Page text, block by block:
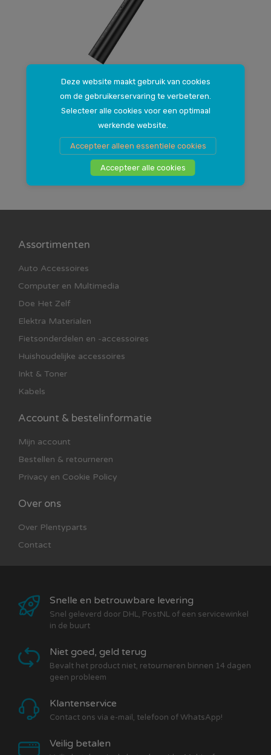
Deze website maakt gebruik van cookies
om de gebruikerservaring te verbeteren.
Selecteer alle cookies voor een optimaal
werkende website.
Accepteer alleen essentiele cookies
Accepteer alle cookies
Hoco, zwart, inclusief 4 opzetborstels
1/1
Assortimenten
Auto Accessoires
Computer en Multimedia
Doe Het Zelf
Elektra Materialen
Fietsonderdelen en -accessoires
Huishoudelijke accessoires
Inkt & Toner
Kabels
Account & bestelinformatie
Mijn account
Bestellen & retourneren
Privacy en Cookie Policy
Over ons
Over Plentyparts
Contact
Snelle en betrouwbare levering
Snel geleverd door DHL, PostNL of een servicewinkel
in de buurt
Niet goed, geld terug
Bevalt het product niet, retourneren binnen 14 dagen
geen probleem
Klantenservice
Contact ons via e-mail, telefoon of WhatsApp!
Veilig betalen